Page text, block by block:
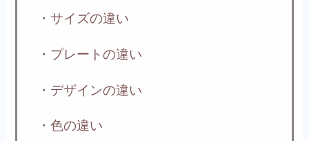
・サイズの違い
・プレートの違い
・デザインの違い
・色の違い